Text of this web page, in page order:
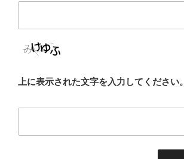
上に表示された文字を入力してください。